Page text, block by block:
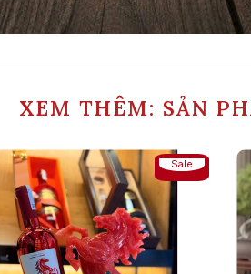
XEM THÊM: SẢN
Sale